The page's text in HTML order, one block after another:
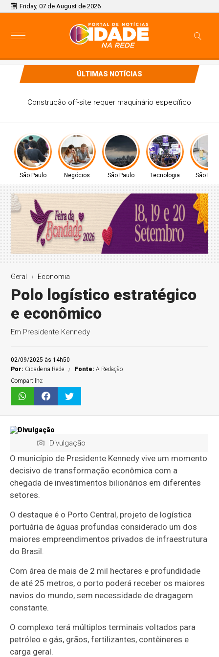
Friday, 07 de August de 2026
ÚLTIMAS NOTÍCIAS
Provão Paulista Seriado: confira o edital da edição de 2026
São Paulo Negócios São Paulo Tecnologia São
Geral Economia
Polo logístico estratégico
e econômico
Em Presidente Kennedy
02/09/2025 às 14h50
Por: Cidade na Rede Fonte:A Redação
Compartilhe:
Divulgação
O município de Presidente Kennedy vive um momento
decisivo de transformação econômica com a
chegada de investimentos bilionários em diferentes
setores.
O destaque é o Porto Central, projeto de logística
portuária de águas profundas considerado um dos
maiores empreendimentos privados de infraestrutura
do Brasil.
Com área de mais de 2 mil hectares e profundidade
de até 25 metros, o porto poderá receber os maiores
navios do mundo, sem necessidade de dragagem
constante.
O complexo terá múltiplos terminais voltados para
petróleo e gás, grãos, fertilizantes, contêineres e
carga geral.